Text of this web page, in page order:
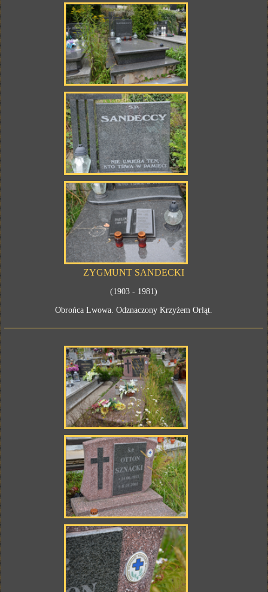
ZYGMUNT SANDECKI
(1903 - 1981)
Obrońca Lwowa. Odznaczony Krzyżem Orląt.